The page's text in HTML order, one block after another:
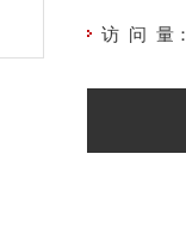
访 问 量：